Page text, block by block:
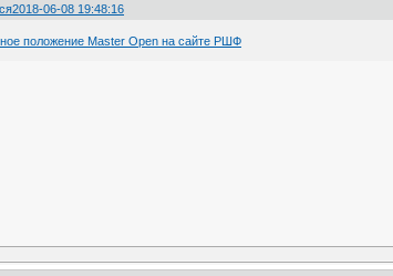
2018-06-08 19:48:16
положение Master Open на сайте РШФ